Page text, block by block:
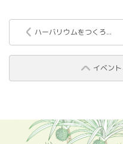
ハーバリウムをつくろ...
イベン